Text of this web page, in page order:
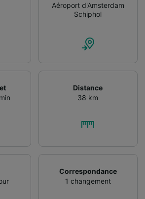
Aéroport d'Amsterdam
Schiphol
Distance
38 km
Correspondance
1 changement